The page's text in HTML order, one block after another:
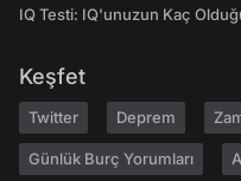
IQ Testi: IQ'unuzun Kaç
Keşfet
Twitter Deprem
Günlük Burç Yorumları